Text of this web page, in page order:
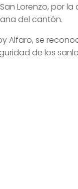
Lorenzo, por
del cantón.
Alfaro, se
de los